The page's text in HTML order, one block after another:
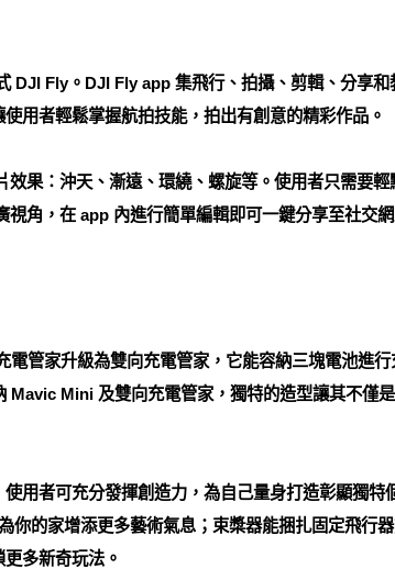
DJI Fly。DJI Fly app 集飛行、拍攝、剪輯、分享和
用者輕鬆掌握航拍技能，拍出有創意的精彩作品。
果：沖天、漸遠、環繞、螺旋等。使用者只需要輕
角，在 app 內進行簡單編輯即可一鍵分享至社交網
管家升級為雙向充電管家，它能容納三塊電池進行
Mavic Mini 及雙向充電管家，獨特的造型讓其不僅
用者可充分發揮創造力，為自己量身打造彰顯獨特
的家增添更多藝術氣息；束槳器能捆扎固定飛行
多新奇玩法。